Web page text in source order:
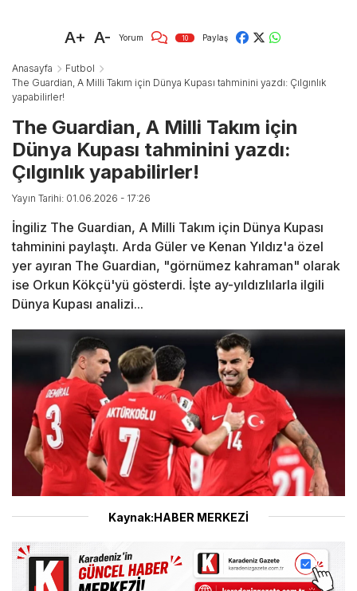
A+ A- Yorum 10 Paylaş
Anasayfa
Futbol
The Guardian, A Milli Takım için Dünya Kupası tahminini yazdı: Çılgınlık
yapabilirler!
The Guardian, A Milli Takım için
Dünya Kupası tahminini yazdı:
Çılgınlık yapabilirler!
Yayın Tarihi: 01.06.2026 - 17:26
İngiliz The Guardian, A Milli Takım için Dünya Kupası
tahminini paylaştı. Arda Güler ve Kenan Yıldız'a özel
yer ayıran The Guardian, "görnümez kahraman" olarak
ise Orkun Kökçü'yü gösterdi. İşte ay-yıldızlılarla ilgili
Dünya Kupası analizi...
Kaynak:HABER MERKEZİ